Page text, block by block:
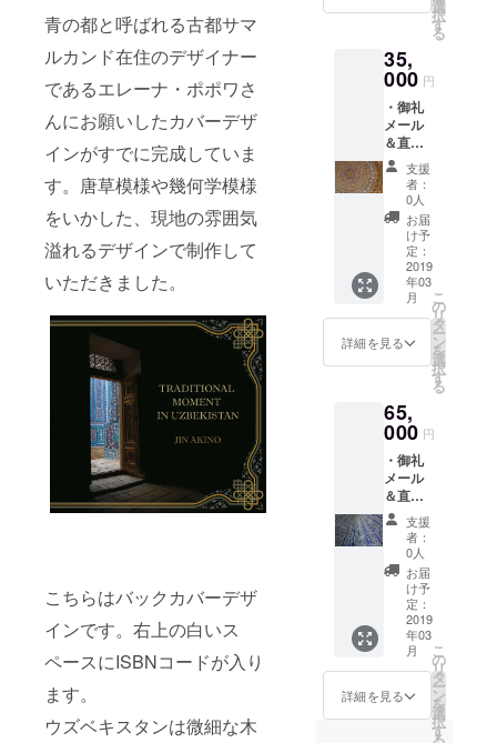
青の都と呼ばれる古都サマ
ルカンド在住のデザイナー
であるエレーナ・ポポワさ
んにお願いしたカバーデザ
インがすでに完成していま
す。唐草模様や幾何学模様
をいかした、現地の雰囲気
溢れるデザインで制作して
いただきました。
こちらはバックカバーデザ
インです。右上の白いス
ペースにISBNコードが入り
ます。
ウズベキスタンは微細な木
リコ製
の高級
ント、
フレー
ムマン
製の
マット
式パネ
ル ガラ
ス板・
アクリ
ル板が
なく、
軽量な
がら高
級感の
ショナ
ル仕様
です。
選
択
す
る
35,
000 円
・御礼
メール
＆直筆
御礼
メッ
セージ
・オリ
ジナル
ポスト
カード
３枚 ・
完成し
た写真
集（サ
イン入
真講
座、撮
影会同
行講
師、作
品講評
など写
真に関
するこ
となら
ご要望
に応じ
て秋野
深が講
師を半
日以内
(マン
支援
者：
0人
お届
け予
定：
2019
年03
月
詳細を見る
こ
の
リ
タ
ー
ン
を
選
択
す
る
65,
000 円
・御礼
メール
＆直筆
御礼
メッ
セージ
・オリ
ジナル
ポスト
カード
３枚 ・
完成し
た写真
集（サ
イン入
支援
者：
0人
お届
け予
定：
2019
年03
月
詳細を見る
こ
の
リ
タ
ー
ン
を
選
択
す